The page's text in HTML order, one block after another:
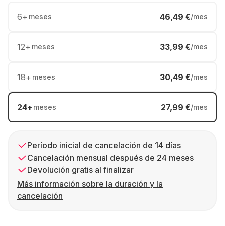
6+ meses 46,49 €/mes
12+ meses 33,99 €/mes
18+ meses 30,49 €/mes
24+ meses 27,99 €/mes
Período inicial de cancelación de 14 días
Cancelación mensual después de 24 meses
Devolución gratis al finalizar
Más información sobre la duración y la
cancelación